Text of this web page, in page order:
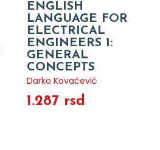
ENGLISH
LANGUAGE FOR
ELECTRICAL
ENGINEERS 1:
GENERAL
CONCEPTS
Darko Kovačević
1.287 rsd